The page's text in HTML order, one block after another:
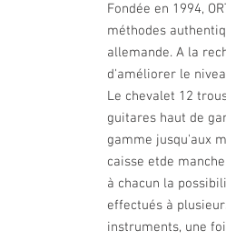
Fondée en 1994,
méthodes
allemande. A la
d'améliorer le
Le chevalet 12
guitares haut de
gamme jusqu'aux
caisse etde
à chacun la
effectués à
instruments, une